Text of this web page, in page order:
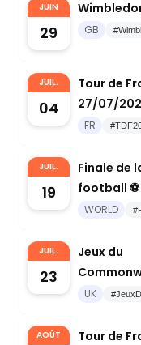
JUIN
29 GB
JUIL.
04
Tour de
27/07/
FR
JUIL.
19
Finale de
football ⚽️
WORLD
JUIL.
23
Jeux du
UK
AOÛT
Tour de